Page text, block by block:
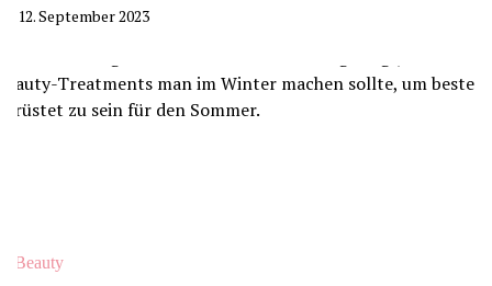
12. September 2023
Beauty